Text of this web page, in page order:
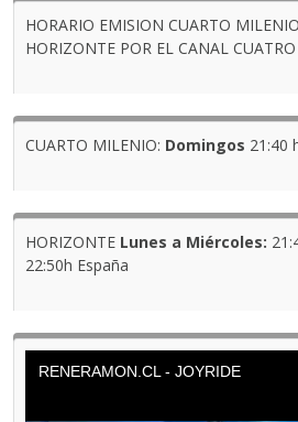
HORARIO EMISION CUARTO
HORIZONTE POR EL CANAL CUATRO
CUARTO MILENIO: Domingos 21:40
HORIZONTE Lunes a Miércoles:
22:50h España